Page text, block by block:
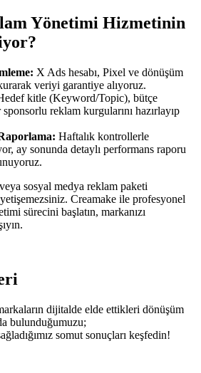
Yönetimi Hizmetinin
X Ads hesabı, Pixel ve dönüşüm
veriyi garantiye alıyoruz.
kitle (Keyword/Topic), bütçe
sponsorlu reklam kurgularını hazırlayıp
Haftalık kontrollerle
ay sonunda detaylı performans raporu
sosyal medya reklam paketi
Creamake ile profesyonel
sürecini başlatın, markanızı
dijitalde elde ettikleri dönüşüm
bulunduğumuzu;
somut sonuçları keşfedin!